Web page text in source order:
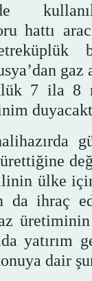
hattı
gaz
7 ila 8
ülke
da ihraç
üretiminin
yatırım
dair